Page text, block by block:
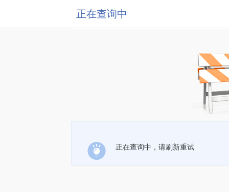
正在查询中
正在查询中，请刷新重试